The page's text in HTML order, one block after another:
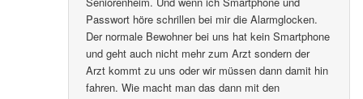
Passwort höre schrillen bei mir die Alarmglocken.
Der normale Bewohner bei uns hat kein Smartphone
und geht auch nicht mehr zum Arzt sondern der
Arzt kommt zu uns oder wir müssen dann damit hin
fahren. Wie macht man das dann mit den